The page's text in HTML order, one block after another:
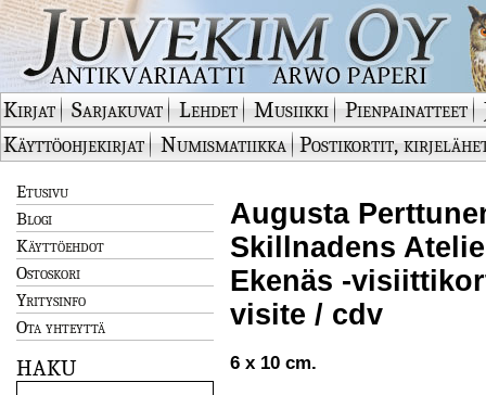
Kirjat Sarjakuvat Lehdet Musiikki Pienpainatteet
Käyttöohjekirjat
Numismatiikka Postikortit,
Etusivu
Blogi
Käyttöehdot
Ostoskori
Yritysinfo
Ota yhteyttä
HAKU
Augusta
Skillnadens
Ekenäs -
visite / cdv
6 x 10 cm.